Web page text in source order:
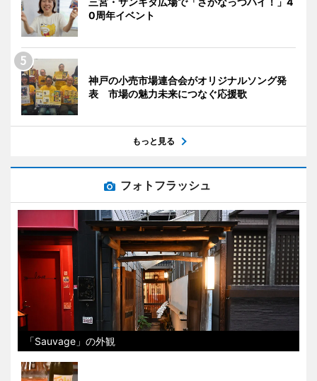
0周年イベント
神戸の小売市場連合会がオリジナルソング発
表 市場の魅力未来につなぐ応援歌
もっと見る
フォトフラッシュ
「Sauvage」の外観